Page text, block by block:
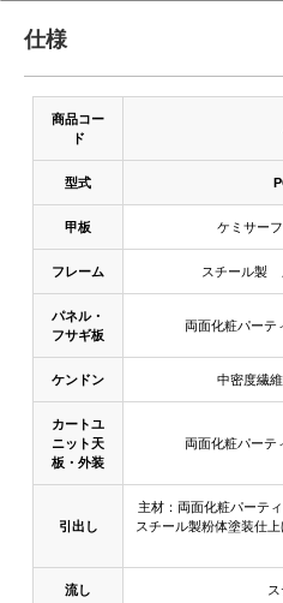
仕様
商品コー
ド
型式
甲板 ケミサー
フレーム スチール製
パネル・
フサギ板
両面化粧パー
ケンドン 中密度繊
カートユ
ニット天
板・外装
両面化粧パー
引出し
主材：両面化粧パー
スチール製粉体塗装仕
流し